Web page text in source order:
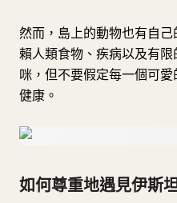
然而，島上的動物也有自
賴人類食物、疾病以及有
咪，但不要假定每一個可
健康。
如何尊重地遇見伊斯